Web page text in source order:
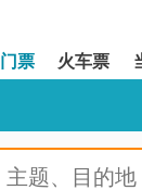
门票 火车票